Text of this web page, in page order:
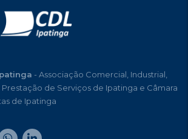
- Associação Comercial, Industrial,
de Serviços de Ipatinga e Câmara
de Ipatinga